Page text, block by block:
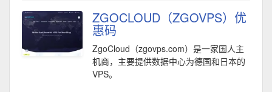
ZGOCLOUD（ZGOVPS）优
惠码
ZgoCloud（zgovps.com）是一家国人主
机商，主要提供数据中心为德国和日本的
VPS。